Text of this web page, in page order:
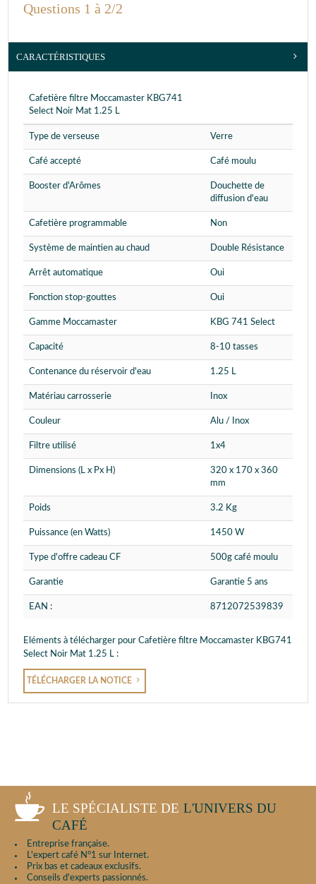
Questions 1 à 2/2
CARACTÉRISTIQUES
Cafetière filtre Moccamaster KBG741
Select Noir Mat 1.25 L
Type de verseuse Verre
Café accepté Café moulu
Booster d'Arômes
Douchette de
diffusion d'eau
Cafetière programmable Non
Système de maintien au chaud Double Résistance
Arrêt automatique Oui
Fonction stop-gouttes Oui
Gamme Moccamaster KBG 741 Select
Capacité 8-10 tasses
Contenance du réservoir d'eau 1.25 L
Matériau carrosserie Inox
Couleur Alu / Inox
Filtre utilisé 1x4
Dimensions (L x Px H)
320 x 170 x 360
mm
Poids 3.2 Kg
Puissance (en Watts) 1450 W
Type d'offre cadeau CF 500g café moulu
Garantie Garantie 5 ans
EAN : 8712072539839
Eléments à télécharger pour Cafetière filtre Moccamaster KBG741
Select Noir Mat 1.25 L :
TÉLÉCHARGER LA NOTICE
LE SPÉCIALISTE DE L'UNIVERS DU
CAFÉ
Entreprise française.
L'expert café N°1 sur Internet.
Prix bas et cadeaux exclusifs.
Conseils d'experts passionnés.